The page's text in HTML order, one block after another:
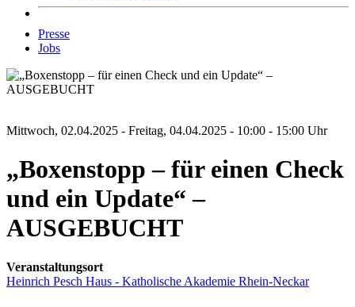
Presse
Jobs
Mittwoch, 02.04.2025 - Freitag, 04.04.2025 - 10:00 - 15:00 Uhr
„Boxenstopp – für einen Check
und ein Update“ –
AUSGEBUCHT
Veranstaltungsort
Heinrich Pesch Haus - Katholische Akademie Rhein-Neckar